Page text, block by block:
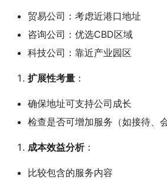
贸易公司：考虑近港口地址
咨询公司：优选CBD区域
科技公司：靠近产业园区
扩展性考量 ：
确保地址可支持公司成长
检查是否可增加服务（如接待、会
成本效益分析：
比较包含的服务内容